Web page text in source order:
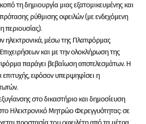
τη δημιουργία μιας εξατομικευμένης και
ρύθμισης οφειλών (με ενδεχόμενη
περιουσίας).
ηλεκτρονικά, μέσω της Πλατφόρμας
και με την ολοκλήρωση της
παράγει βεβαίωση αποτελεσμάτων. Η
επιτυχής, εφόσον υπερψηφίσει η
στο δικαστήριο και δημοσίευση
Ηλεκτρονικό Μητρώο Φερεγγυότητας: σε